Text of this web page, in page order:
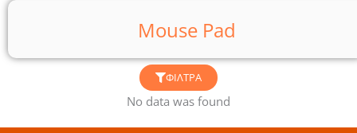
Mouse Pad
ΦΊΛΤΡΑ
No data was found